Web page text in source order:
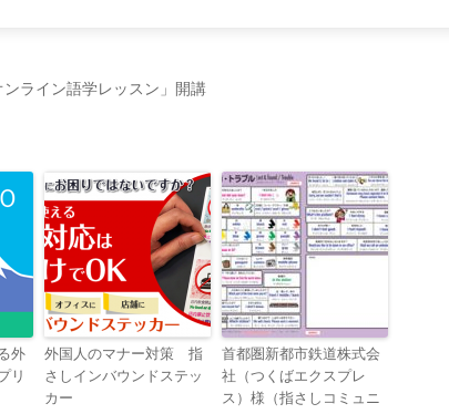
ライン語学レッスン」開講
外
リ
外国人のマナー対策 指
さしインバウンドステッ
カー
首都圏新都市鉄道株式会
社（つくばエクスプレ
ス）様（指さしコミュニ